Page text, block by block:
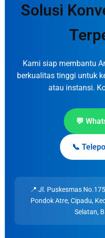
Solusi
Kami siap membantu
berkualitas tinggi untuk
atau instansi.
💬
📞
📍 Jl. Puskesmas
Pondok Atre, Cipadu,
Selatan,